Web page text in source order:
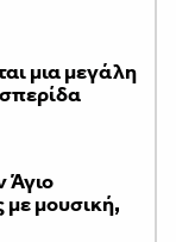
μια μεγάλη
Άγιο
μουσική,